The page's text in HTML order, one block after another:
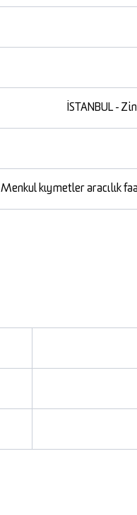
İSTANBUL -
Menkul kıymetler aracılık